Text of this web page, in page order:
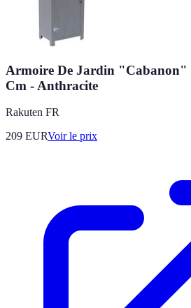
Armoire De Jardin "Cabanon"
Cm - Anthracite
Rakuten FR
209 EURVoir le prix